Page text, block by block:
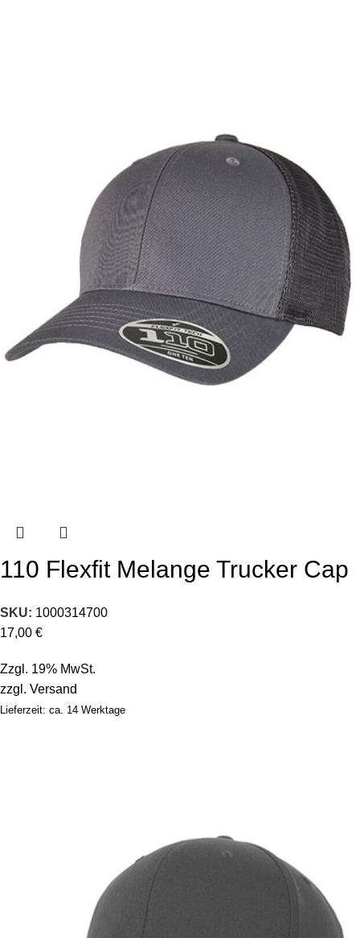
110 Flexfit Melange Trucker Cap
SKU: 1000314700
17,00 €
Zzgl. 19% MwSt.
zzgl. Versand
Lieferzeit: ca. 14 Werktage